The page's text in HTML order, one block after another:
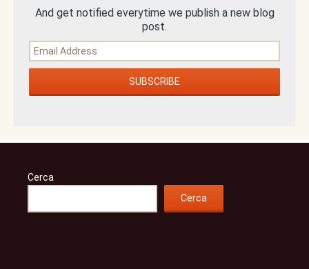
And get notified everytime we publish a new blog
post.
Cerca
Cerca